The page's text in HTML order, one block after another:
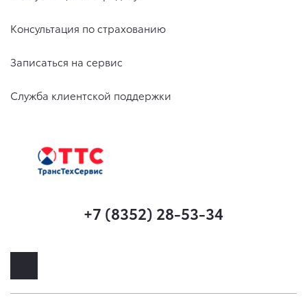
Консультация по страхованию
Записаться на сервис
Служба клиентской поддержки
+7 (8352) 28-53-34